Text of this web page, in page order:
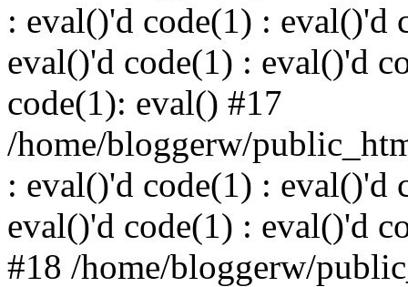
: eval()'d code(1) : eval()'d
eval()'d code(1) : eval()'d
code(1): eval() #17
/home/bloggerw/
: eval()'d code(1) : eval()'d
eval()'d code(1) : eval()'d
#18 /home/bloggerw/